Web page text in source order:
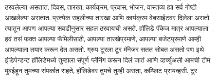
ठरवलेल्या असतात. दिवस, तारखा, कार्यक्रम, प्रवास, भोजन, वास्तव्य ह्या सर्व गोष्टी
आखलेल्या असतात. प्रत्येक सहलीच्या तारखा आणि कार्यक्रम वेबसाईटवर दिलेला असतो
त्यातून आपण आपल्या सवडीनुसार सहल ठरवायची असते. हॉलिडे पॅकेज मात्र आपल्याला
हवं तसं फक्त आपल्या फॅमिलीसाठी, आपल्या तारखेप्रमाणे, आपल्या बजेटप्रमाणे आम्ही
आपल्याला तयार करून देत असतो. ग्रुप टूरला टूर मॅनेजर सतत सोबत असतो पण इथे
इंडिपेन्डन्ट हॉलिडेमध्ये तुम्हाला संपूर्ण प्लॅनिंग करून दिलं जातं आणि व्हर्च्युअली आमची टीम
मुंबईहून तुमच्या संपर्कात राहते, हॉलिडेवर तुमचे तुम्ही असता, कम्प्लिट प्रायव्हसी. टूर